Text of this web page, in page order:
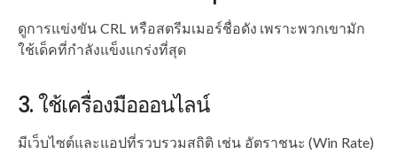
ดูการแข่งขัน CRL หรือสตรีมเมอร์ชื่อดัง เพราะพวกเขามัก
ใช้เด็คที่กำลังแข็งแกร่งที่สุด
3. ใช้เครื่องมือออนไลน์
มีเว็บไซต์และแอปที่รวบรวมสถิติ เช่น อัตราชนะ (Win Rate)